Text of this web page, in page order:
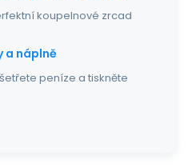
koupelnové zrcad
a náplně
peníze a tiskněte